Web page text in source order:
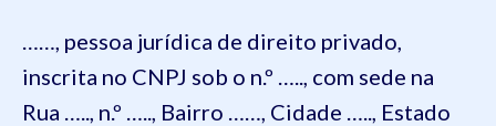
……, pessoa jurídica de direito privado,
inscrita no CNPJ sob o n.º ….., com sede na
Rua ….., n.º ….., Bairro ……, Cidade ….., Estado